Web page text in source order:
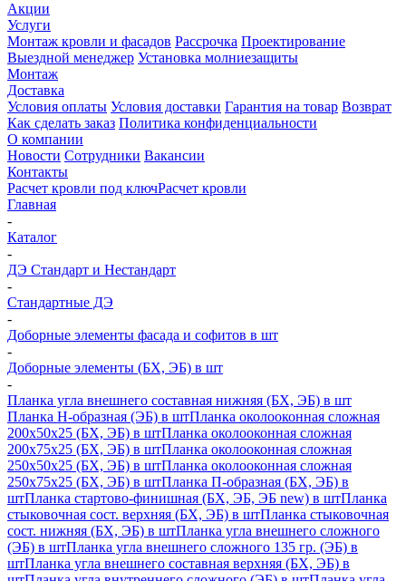
Акции
Услуги
Монтаж кровли и фасадов Рассрочка Проектирование
Выездной менеджер Установка молниезащиты
Монтаж
Доставка
Условия оплаты Условия доставки Гарантия на товар Возврат
Как сделать заказ Политика конфиденциальности
О компании
Новости Сотрудники Вакансии
Контакты
Расчет кровли под ключРасчет кровли
Главная
-
Каталог
-
ДЭ Стандарт и Нестандарт
-
Стандартные ДЭ
-
Доборные элементы фасада и софитов в шт
-
Доборные элементы (БХ, ЭБ) в шт
-
Планка угла внешнего составная нижняя (БХ, ЭБ) в шт
Планка H-образная (ЭБ) в штПланка околооконная сложная
200х50х25 (БХ, ЭБ) в штПланка околооконная сложная
200х75х25 (БХ, ЭБ) в штПланка околооконная сложная
250х50х25 (БХ, ЭБ) в штПланка околооконная сложная
250х75х25 (БХ, ЭБ) в штПланка П-образная (БХ, ЭБ) в
штПланка стартово-финишная (БХ, ЭБ, ЭБ new) в штПланка
стыковочная сост. верхняя (БХ, ЭБ) в штПланка стыковочная
сост. нижняя (БХ, ЭБ) в штПланка угла внешнего сложного
(ЭБ) в штПланка угла внешнего сложного 135 гр. (ЭБ) в
штПланка угла внешнего составная верхняя (БХ, ЭБ) в